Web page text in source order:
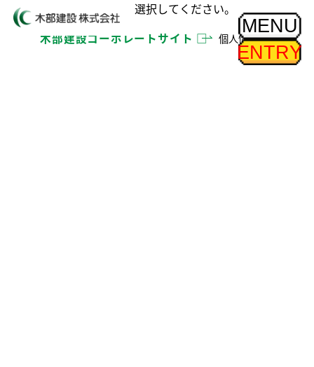
ENTRY
MENU
投稿ページでカテゴリーを選択してください。
木部建設コーポレートサイト □ 個人情報保護方針